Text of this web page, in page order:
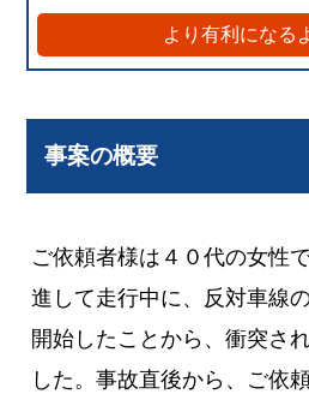
より有利になる
事案の概要
ご依頼者様は４０代の女性
進して走行中に、反対車線
開始したことから、衝突さ
した。事故直後から、ご依